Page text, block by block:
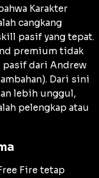
Karakter
cangkang
pasif yang tepat.
premium tidak
pasif dari Andrew
Dari sini
lebih unggul,
pelengkap atau
Fire tetap